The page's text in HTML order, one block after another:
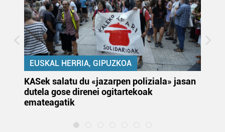
EUSKAL HERRIA, GIPUZKOA
KASek salatu du «jazarpen poliziala» jasan
dutela gose direnei ogitartekoak
emateagatik